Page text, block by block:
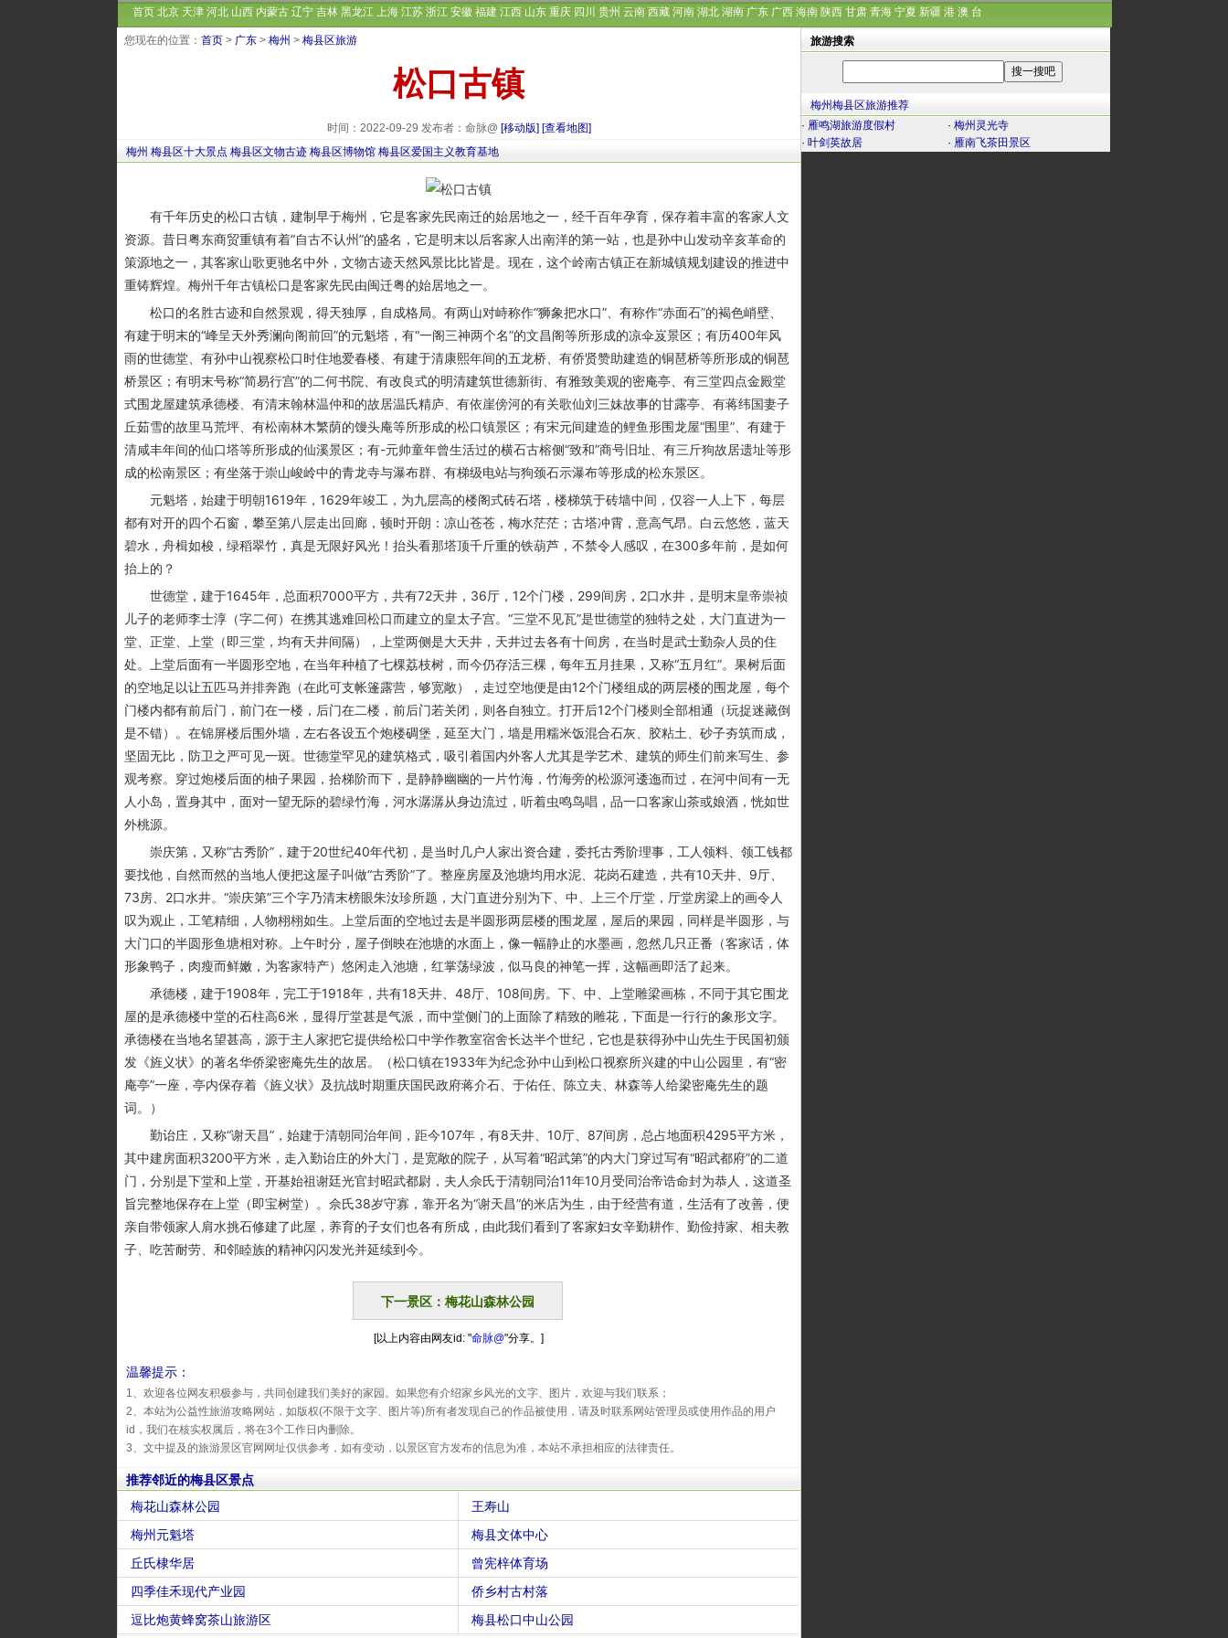
首页 北京 天津 河北 山西 内蒙古 辽宁 吉林 黑龙江 上海 江苏 浙江 安徽 福建 江西 山东 重庆 四川 贵州 云南 西藏 河南 湖北 湖南 广东 广西 海南 陕西 甘肃 青海 宁夏 新疆 港 澳 台
您现在的位置： 首页 > 广东 > 梅州 > 梅县区旅游
松口古镇
时间：2022-09-29 发布者：命脉@ [移动版] [查看地图]
梅州 梅县区十大景点 梅县区文物古迹 梅县区博物馆 梅县区爱国主义教育基地
有千年历史的松口古镇，建制早于梅州，它是客家先民南迁的始居地之一，经千百年孕育，保存着丰富的客家人文
资源。昔日粤东商贸重镇有着“自古不认州”的盛名，它是明末以后客家人出南洋的第一站，也是孙中山发动辛亥革命的
策源地之一，其客家山歌更驰名中外，文物古迹天然风景比比皆是。现在，这个岭南古镇正在新城镇规划建设的推进中
重铸辉煌。梅州千年古镇松口是客家先民由闽迁粤的始居地之一。
松口的名胜古迹和自然景观，得天独厚，自成格局。有两山对峙称作“狮象把水口”、有称作“赤面石”的褐色峭壁、
有建于明末的“峰呈天外秀澜向阁前回”的元魁塔，有“一阁三神两个名”的文昌阁等所形成的凉伞岌景区；有历400年风
雨的世德堂、有孙中山视察松口时住地爱春楼、有建于清康熙年间的五龙桥、有侨贤赞助建造的铜琶桥等所形成的铜琶
桥景区；有明末号称“简易行宫”的二何书院、有改良式的明清建筑世德新街、有雅致美观的密庵亭、有三堂四点金殿堂
式围龙屋建筑承德楼、有清末翰林温仲和的故居温氏精庐、有依崖傍河的有关歌仙刘三妹故事的甘露亭、有蒋纬国妻子
丘茹雪的故里马荒坪、有松南林木繁荫的馒头庵等所形成的松口镇景区；有宋元间建造的鲤鱼形围龙屋“围里”、有建于
清咸丰年间的仙口塔等所形成的仙溪景区；有-元帅童年曾生活过的横石古榕侧“致和”商号旧址、有三斤狗故居遗址等形
成的松南景区；有坐落于崇山峻岭中的青龙寺与瀑布群、有梯级电站与狗颈石示瀑布等形成的松东景区。
元魁塔，始建于明朝1619年，1629年竣工，为九层高的楼阁式砖石塔，楼梯筑于砖墙中间，仅容一人上下，每层
都有对开的四个石窗，攀至第八层走出回廊，顿时开朗：凉山苍苍，梅水茫茫；古塔冲霄，意高气昂。白云悠悠，蓝天
碧水，舟楫如梭，绿稻翠竹，真是无限好风光！抬头看那塔顶千斤重的铁葫芦，不禁令人感叹，在300多年前，是如何
抬上的？
世德堂，建于1645年，总面积7000平方，共有72天井，36厅，12个门楼，299间房，2口水井，是明末皇帝崇祯
儿子的老师李士淳（字二何）在携其逃难回松口而建立的皇太子宫。“三堂不见瓦”是世德堂的独特之处，大门直进为一
堂、正堂、上堂（即三堂，均有天井间隔），上堂两侧是大天井，天井过去各有十间房，在当时是武士勤杂人员的住
处。上堂后面有一半圆形空地，在当年种植了七棵荔枝树，而今仍存活三棵，每年五月挂果，又称“五月红”。果树后面
的空地足以让五匹马并排奔跑（在此可支帐篷露营，够宽敞），走过空地便是由12个门楼组成的两层楼的围龙屋，每个
门楼内都有前后门，前门在一楼，后门在二楼，前后门若关闭，则各自独立。打开后12个门楼则全部相通（玩捉迷藏倒
是不错）。在锦屏楼后围外墙，左右各设五个炮楼碉堡，延至大门，墙是用糯米饭混合石灰、胶粘土、砂子夯筑而成，
坚固无比，防卫之严可见一斑。世德堂罕见的建筑格式，吸引着国内外客人尤其是学艺术、建筑的师生们前来写生、参
观考察。穿过炮楼后面的柚子果园，拾梯阶而下，是静静幽幽的一片竹海，竹海旁的松源河逶迤而过，在河中间有一无
人小岛，置身其中，面对一望无际的碧绿竹海，河水潺潺从身边流过，听着虫鸣鸟唱，品一口客家山茶或娘酒，恍如世
外桃源。
崇庆第，又称“古秀阶”，建于20世纪40年代初，是当时几户人家出资合建，委托古秀阶理事，工人领料、领工钱都
要找他，自然而然的当地人便把这屋子叫做“古秀阶”了。整座房屋及池塘均用水泥、花岗石建造，共有10天井、9厅、
73房、2口水井。“崇庆第”三个字乃清末榜眼朱汝珍所题，大门直进分别为下、中、上三个厅堂，厅堂房梁上的画令人
叹为观止，工笔精细，人物栩栩如生。上堂后面的空地过去是半圆形两层楼的围龙屋，屋后的果园，同样是半圆形，与
大门口的半圆形鱼塘相对称。上午时分，屋子倒映在池塘的水面上，像一幅静止的水墨画，忽然几只正番（客家话，体
形象鸭子，肉瘦而鲜嫩，为客家特产）悠闲走入池塘，红掌荡绿波，似马良的神笔一挥，这幅画即活了起来。
承德楼，建于1908年，完工于1918年，共有18天井、48厅、108间房。下、中、上堂雕梁画栋，不同于其它围龙
屋的是承德楼中堂的石柱高6米，显得厅堂甚是气派，而中堂侧门的上面除了精致的雕花，下面是一行行的象形文字。
承德楼在当地名望甚高，源于主人家把它提供给松口中学作教室宿舍长达半个世纪，它也是获得孙中山先生于民国初颁
发《旌义状》的著名华侨梁密庵先生的故居。（松口镇在1933年为纪念孙中山到松口视察所兴建的中山公园里，有“密
庵亭”一座，亭内保存着《旌义状》及抗战时期重庆国民政府蒋介石、于佑任、陈立夫、林森等人给梁密庵先生的题
词。）
勤诒庄，又称“谢天昌”，始建于清朝同治年间，距今107年，有8天井、10厅、87间房，总占地面积4295平方米，
其中建房面积3200平方米，走入勤诒庄的外大门，是宽敞的院子，从写着“昭武第”的内大门穿过写有“昭武都府”的二道
门，分别是下堂和上堂，开基始祖谢廷光官封昭武都尉，夫人佘氏于清朝同治11年10月受同治帝诰命封为恭人，这道圣
旨完整地保存在上堂（即宝树堂）。佘氏38岁守寡，靠开名为“谢天昌”的米店为生，由于经营有道，生活有了改善，便
亲自带领家人肩水挑石修建了此屋，养育的子女们也各有所成，由此我们看到了客家妇女辛勤耕作、勤俭持家、相夫教
子、吃苦耐劳、和邻睦族的精神闪闪发光并延续到今。
下一景区：梅花山森林公园
[以上内容由网友id: "命脉@"分享。]
温馨提示：
1、欢迎各位网友积极参与，共同创建我们美好的家园。如果您有介绍家乡风光的文字、图片，欢迎与我们联系；
2、本站为公益性旅游攻略网站，如版权(不限于文字、图片等)所有者发现自己的作品被使用，请及时联系网站管理员或使用作品的用户
id，我们在核实权属后，将在3个工作日内删除。
3、文中提及的旅游景区官网网址仅供参考，如有变动，以景区官方发布的信息为准，本站不承担相应的法律责任。
推荐邻近的梅县区景点
梅花山森林公园
王寿山
梅州元魁塔
梅县文体中心
丘氏棣华居
曾宪梓体育场
四季佳禾现代产业园
侨乡村古村落
逗比炮黄蜂窝茶山旅游区
梅县松口中山公园
旅游搜索
梅州梅县区旅游推荐
· 雁鸣湖旅游度假村 · 梅州灵光寺
· 叶剑英故居 · 雁南飞茶田景区